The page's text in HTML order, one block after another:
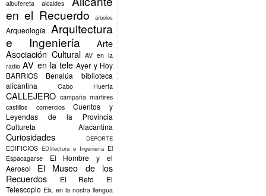
albufereta alcaldes
en el Recuerdo
árboles
Arqueología Arquitectura
e Ingeniería
Arte
Asociación Cultural AV en la
radio AV en la tele Ayer y Hoy
BARRIOS
Benalúa
biblioteca
alicantina
Cabo Huerta
CALLEJERO campaña martires
castillos
comercios
Cuentos y
Leyendas de la Provincia
Cultureta Alacantina
Curiosidades DEPORTE
EDIFICIOS EDIitectura e Ingeniería El
Espacagarse
El Hombre y el
Aerosol
El Museo de los
Recuerdos
El Reto
El
Telescopio Elx. en la nostra llengua